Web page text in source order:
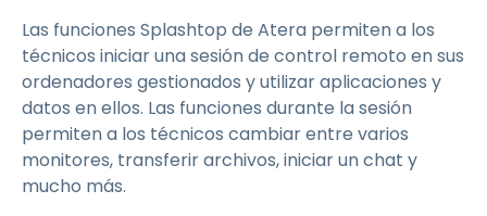
Las funciones Splashtop de Atera permiten a los
técnicos iniciar una sesión de control remoto en sus
ordenadores gestionados y utilizar aplicaciones y
datos en ellos. Las funciones durante la sesión
permiten a los técnicos cambiar entre varios
monitores, transferir archivos, iniciar un chat y
mucho más.